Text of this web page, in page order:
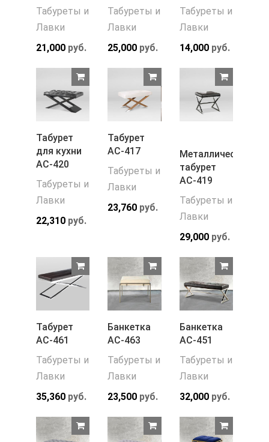
Табуреты и
Лавки
21,000 руб.
Табуреты и
Лавки
25,000 руб.
Табуреты и
Лавки
14,000руб.
Табурет
для кухни
АС-420
Табуреты и
Лавки
22,310 руб.
Табурет
АС-417
Табуреты и
Лавки
23,760 руб.
Металлический
табурет
АС-419
Табуреты и
Лавки
29,000руб.
Табурет
АС-461
Табуреты и
Лавки
35,360 руб.
Банкетка
АС-463
Табуреты и
Лавки
23,500 руб.
Банкетка
АС-451
Табуреты и
Лавки
32,000руб.